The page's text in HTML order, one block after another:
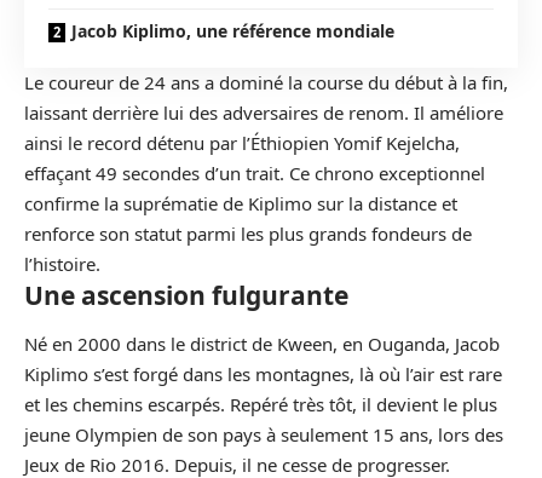
Jacob Kiplimo, une référence mondiale
Le coureur de 24 ans a dominé la course du début à la fin,
laissant derrière lui des adversaires de renom. Il améliore
ainsi le record détenu par l’Éthiopien Yomif Kejelcha,
effaçant 49 secondes d’un trait. Ce chrono exceptionnel
confirme la suprématie de Kiplimo sur la distance et
renforce son statut parmi les plus grands fondeurs de
l’histoire.
Une ascension fulgurante
Né en 2000 dans le district de Kween, en Ouganda, Jacob
Kiplimo s’est forgé dans les montagnes, là où l’air est rare
et les chemins escarpés. Repéré très tôt, il devient le plus
jeune Olympien de son pays à seulement 15 ans, lors des
Jeux de Rio 2016. Depuis, il ne cesse de progresser.